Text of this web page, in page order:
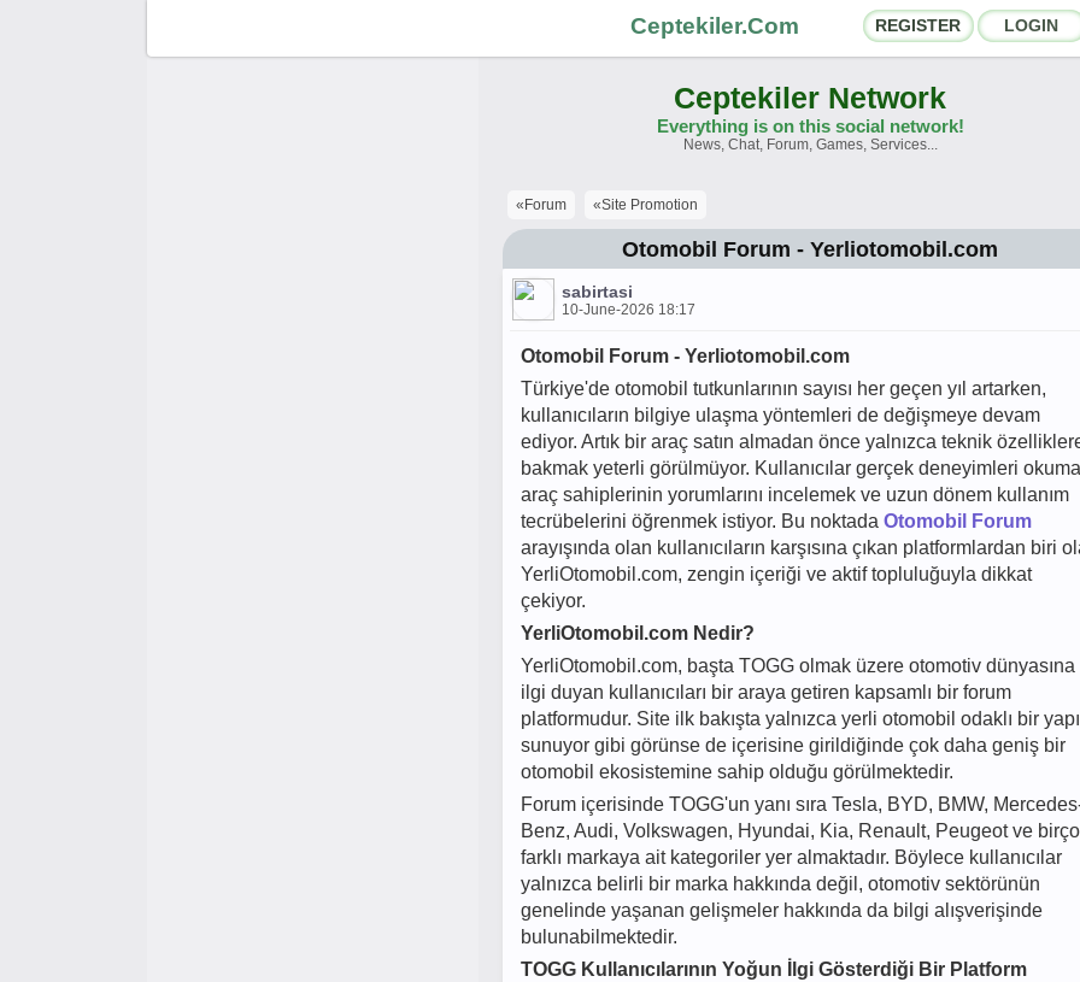
Ceptekiler.Com REGISTER LOGIN
Social Shares
Chat Rooms
Announcements Contact
Ceptekiler.Com - v2025.01
Licence F.A.Q. C.S. Contract
Ceptekiler Network
Everything is on this social network!
News, Chat, Forum, Games, Services...
«Forum «Site Promotion
Otomobil Forum - Yerliotomobil.com
sabirtasi
10-June-2026 18:17
Otomobil Forum - Yerliotomobil.com
Türkiye'de otomobil tutkunlarının sayısı her geçen yıl artarken,
kullanıcıların bilgiye ulaşma yöntemleri de değişmeye devam
ediyor. Artık bir araç satın almadan önce yalnızca teknik
bakmak yeterli görülmüyor. Kullanıcılar gerçek deneyimleri
araç sahiplerinin yorumlarını incelemek ve uzun dönem kullanım
tecrübelerini öğrenmek istiyor. Bu noktada Otomobil Forum
arayışında olan kullanıcıların karşısına çıkan platformlardan biri
YerliOtomobil.com, zengin içeriği ve aktif topluluğuyla dikkat
çekiyor.
YerliOtomobil.com Nedir?
YerliOtomobil.com, başta TOGG olmak üzere otomotiv dünyasına
ilgi duyan kullanıcıları bir araya getiren kapsamlı bir forum
platformudur. Site ilk bakışta yalnızca yerli otomobil odaklı bir yapı
sunuyor gibi görünse de içerisine girildiğinde çok daha geniş bir
otomobil ekosistemine sahip olduğu görülmektedir.
Forum içerisinde TOGG'un yanı sıra Tesla, BYD, BMW,
Benz, Audi, Volkswagen, Hyundai, Kia, Renault, Peugeot ve
farklı markaya ait kategoriler yer almaktadır. Böylece kullanıcılar
yalnızca belirli bir marka hakkında değil, otomotiv sektörünün
genelinde yaşanan gelişmeler hakkında da bilgi alışverişinde
bulunabilmektedir.
TOGG Kullanıcılarının Yoğun İlgi Gösterdiği Bir Platform